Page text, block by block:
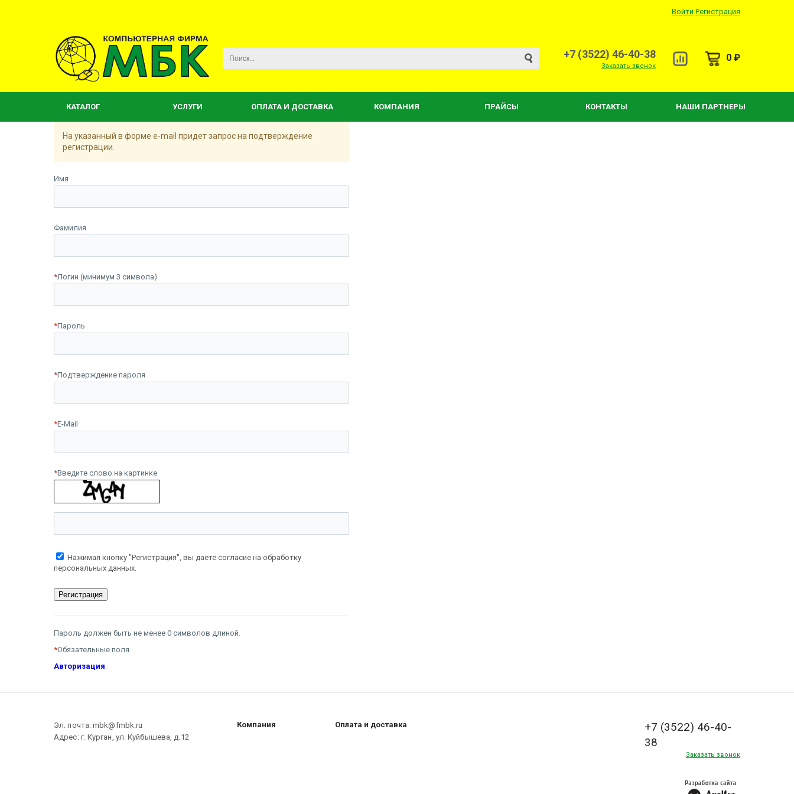
Войти Регистрация
+7 (3522) 46-40-38
Заказать звонок
0 ₽
КАТАЛОГ УСЛУГИ ОПЛАТА И ДОСТАВКА КОМПАНИЯ ПРАЙСЫ КОНТАКТЫ НАШИ ПАРТНЕРЫ
На указанный в форме e-mail придет запрос на подтверждение
регистрации.
Имя
Фамилия
*Логин (минимум 3 символа)
*Пароль
*Подтверждение пароля
*E-Mail
*Введите слово на картинке
Нажимая кнопку "Регистрация", вы даёте согласие на обработку
персональных данных.
Пароль должен быть не менее 0 символов длиной.
*Обязательные поля.
Авторизация
Эл. почта: mbk@fmbk.ru
Адрес: г. Курган, ул. Куйбышева, д.12
Компания Оплата и доставка
+7 (3522) 46-40-
38
Заказать звонок